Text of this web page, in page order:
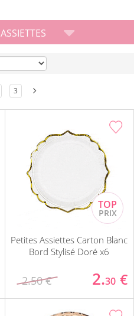
ASSIETTES
3
Petites Assiettes Carton Blanc
Bord Stylisé Doré x6
2.50 € 2.30 €